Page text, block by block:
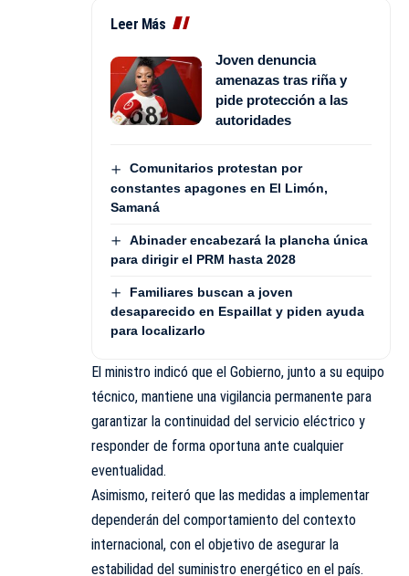
Leer Más
Joven denuncia
amenazas tras riña y
pide protección a las
autoridades
Comunitarios protestan por
constantes apagones en El Limón,
Samaná
Abinader encabezará la plancha única
para dirigir el PRM hasta 2028
Familiares buscan a joven
desaparecido en Espaillat y piden ayuda
para localizarlo
El ministro indicó que el Gobierno, junto a su equipo
técnico, mantiene una vigilancia permanente para
garantizar la continuidad del servicio eléctrico y
responder de forma oportuna ante cualquier
eventualidad.
Asimismo, reiteró que las medidas a implementar
dependerán del comportamiento del contexto
internacional, con el objetivo de asegurar la
estabilidad del suministro energético en el país.